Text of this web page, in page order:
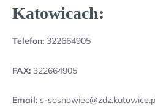
Katowicach:
Telefon: 322664905
FAX: 322664905
Email: s-